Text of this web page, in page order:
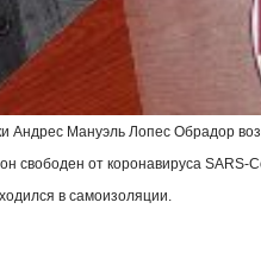
Андрес Мануэль Лопес Обрадор
свободен от коронавируса SARS-
в самоизоляции.